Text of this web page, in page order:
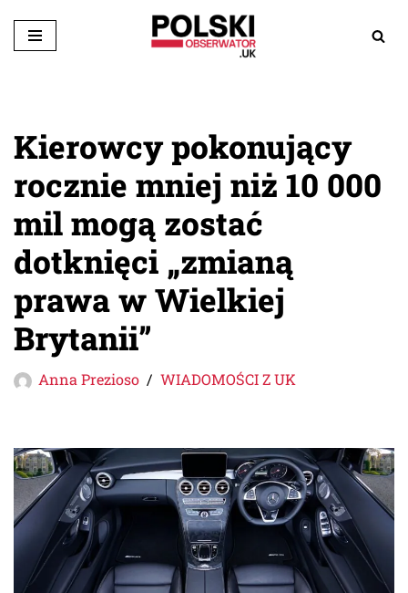
Przejdź
Kierowcy pokonujący
rocznie mniej niż 10 000
mil mogą zostać
dotknięci „zmianą
prawa w Wielkiej
Brytanii”
Anna Prezioso WIADOMOŚCI Z UK